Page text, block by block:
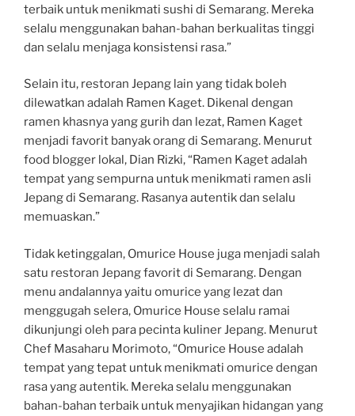
terbaik untuk menikmati sushi di Semarang. Mereka
selalu menggunakan bahan-bahan berkualitas tinggi
dan selalu menjaga konsistensi rasa.”
Selain itu, restoran Jepang lain yang tidak boleh
dilewatkan adalah Ramen Kaget. Dikenal dengan
ramen khasnya yang gurih dan lezat, Ramen Kaget
menjadi favorit banyak orang di Semarang. Menurut
food blogger lokal, Dian Rizki, “Ramen Kaget adalah
tempat yang sempurna untuk menikmati ramen asli
Jepang di Semarang. Rasanya autentik dan selalu
memuaskan.”
Tidak ketinggalan, Omurice House juga menjadi salah
satu restoran Jepang favorit di Semarang. Dengan
menu andalannya yaitu omurice yang lezat dan
menggugah selera, Omurice House selalu ramai
dikunjungi oleh para pecinta kuliner Jepang. Menurut
Chef Masaharu Morimoto, “Omurice House adalah
tempat yang tepat untuk menikmati omurice dengan
rasa yang autentik. Mereka selalu menggunakan
bahan-bahan terbaik untuk menyajikan hidangan yang